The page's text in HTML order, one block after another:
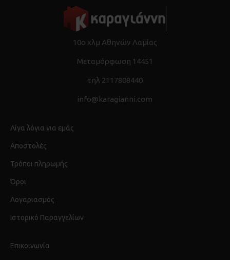
10ο χλμ Αθηνών Λαμίας
Μεταμόρφωση 14451
τηλ 2117808440
info@karagianni.com
Λίγα λόγια για εμάς
Αποστολές
Τρόποι πληρωμής
Όροι
Λογαριασμός
Ιστορικό Παραγγελίων
Επικοινωνία